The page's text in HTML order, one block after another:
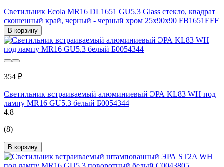
Светильник Ecola MR16 DL1651 GU5.3 Glass стекло, квадрат
скошенный край, черный - черный хром 25x90x90 FB1651EFF
В корзину
354 ₽
Светильник встраиваемый алюминиевый ЭРА KL83 WH под
лампу MR16 GU5.3 белый Б0054344
4.8
(8)
В корзину